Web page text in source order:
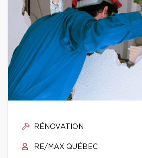
RÉNOVATION
RE/MAX QUÉBEC